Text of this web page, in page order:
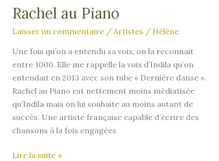
Rachel au Piano
Laisser un commentaire / Artistes / Hélène
Une fois qu’on a entendu sa voix, on la reconnait
entre 1000. Elle me rappelle la voix d’Indila qu’on
entendait en 2013 avec son tube « Dernière danse ».
Rachel au Piano est nettement moins médiatisée
qu’Indila mais on lui souhaite au moins autant de
succès. Une artiste française capable d’écrire des
chansons à la fois engagées
Rachel
Lire la suite »